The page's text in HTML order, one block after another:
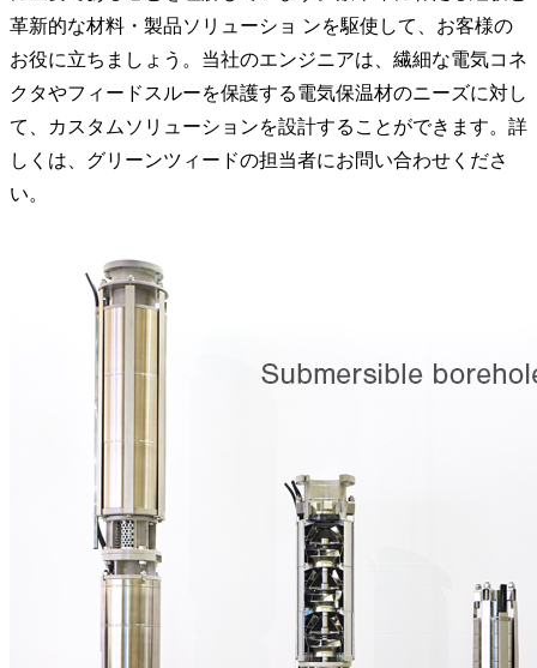
革新的な材料・製品ソリューショ ンを駆使して、お客様の
お役に立ちましょう。当社のエンジニアは、繊細な電気コネ
クタやフィードスルーを保護する電気保温材のニーズに対し
て、カスタムソリューションを設計することができます。詳
しくは、グリーンツィードの担当者にお問い合わせくださ
い。